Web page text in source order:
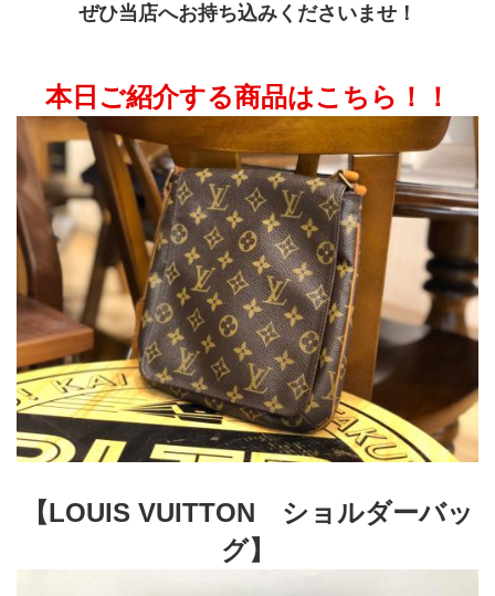
ぜひ当店へお持ち込みくださいませ！
本日ご紹介する商品はこちら！！
【LOUIS VUITTON　ショルダーバッ
グ】